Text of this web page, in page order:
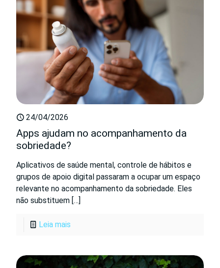
24/04/2026
Apps ajudam no acompanhamento da
sobriedade?
Aplicativos de saúde mental, controle de hábitos e
grupos de apoio digital passaram a ocupar um espaço
relevante no acompanhamento da sobriedade. Eles
não substituem […]
Leia mais